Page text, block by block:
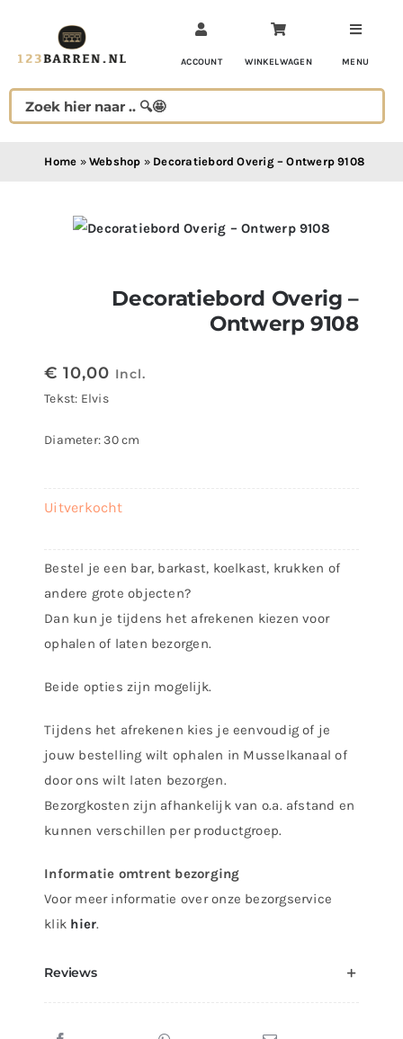
inhoud
ACCOUNT WINKELWAGEN MENU
Home » Webshop » Decoratiebord Overig – Ontwerp 9108
Decoratiebord Overig –
Ontwerp 9108
€ 10,00 Incl.
Tekst: Elvis
Diameter: 30 cm
Uitverkocht
Bestel je een bar, barkast, koelkast, krukken of
andere grote objecten?
Dan kun je tijdens het afrekenen kiezen voor
ophalen of laten bezorgen.
Beide opties zijn mogelijk.
Tijdens het afrekenen kies je eenvoudig of je
jouw bestelling wilt ophalen in Musselkanaal of
door ons wilt laten bezorgen.
Bezorgkosten zijn afhankelijk van o.a. afstand en
kunnen verschillen per productgroep.
Informatie omtrent bezorging
Voor meer informatie over onze bezorgservice
klik hier.
Reviews